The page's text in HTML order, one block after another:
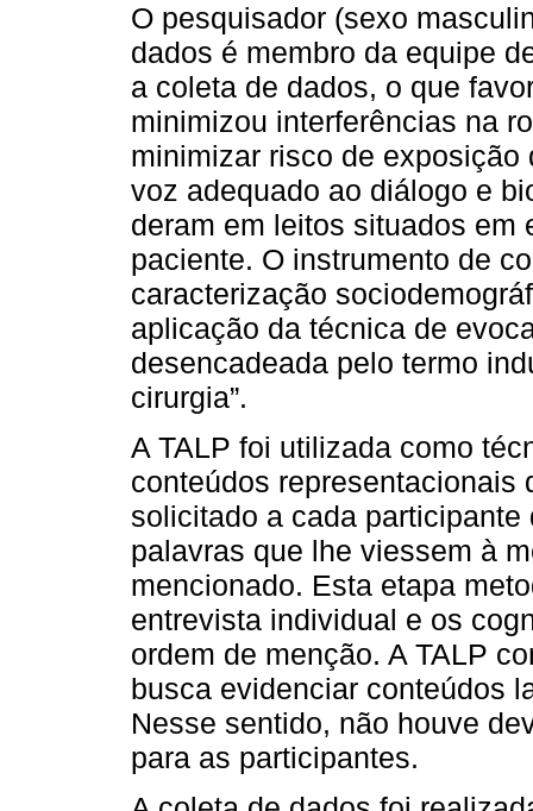
O pesquisador (sexo
dados é membro da equipe
a coleta de dados, o que
minimizou interferências na
minimizar risco de
voz adequado ao diálogo e
deram em leitos situados em
paciente. O instrumento de
caracterização
aplicação da técnica de
desencadeada pelo termo
cirurgia”.
A TALP foi utilizada como
conteúdos representacionais
solicitado a cada
palavras que lhe viessem à
mencionado. Esta etapa
entrevista individual e os
ordem de menção. A TALP
busca evidenciar conteúdos
Nesse sentido, não houve
para as participantes.